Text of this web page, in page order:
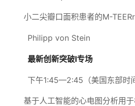
小二尖瓣口面积患者的M-
Philipp von Stein
最新创新突破I专场
下午1:45—2:45（美国东部时
基于人工智能的心电图分析用